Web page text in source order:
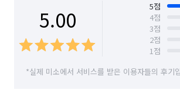
5.00 5점
4점
3점
2점
1점
*실제 미소에서 서비스를 받은 이용자들의 후기